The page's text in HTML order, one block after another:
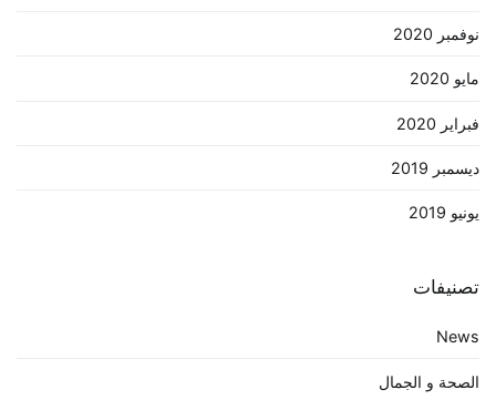
نوفمبر 2020
مايو 2020
فبراير 2020
ديسمبر 2019
يونيو 2019
تصنيفات
News
الصحة و الجمال